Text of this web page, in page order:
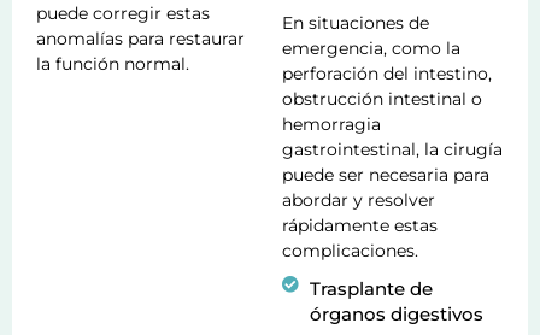
puede corregir estas
anomalías para restaurar
la función normal.
En situaciones de
emergencia, como la
perforación del intestino,
obstrucción intestinal o
hemorragia
gastrointestinal, la cirugía
puede ser necesaria para
abordar y resolver
rápidamente estas
complicaciones.
Trasplante de
órganos digestivos